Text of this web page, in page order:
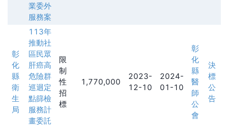
業委外
服務案
彰
化
縣
衛
生
局
113年
推動社
區民眾
肝癌高
危險群
巡迴定
點篩檢
服務計
畫委託
限
制
性
招
標
1,770,000
2023-
12-10
2024-
01-10
彰
化
縣
醫
師
公
會
決
標
公
告